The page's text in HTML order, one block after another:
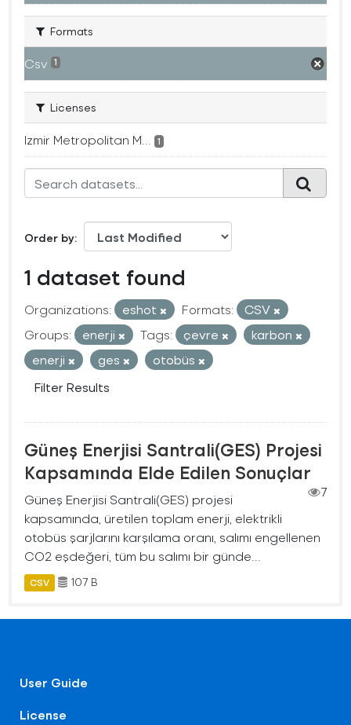
Formats
Csv 1
Licenses
Izmir Metropolitan M... 1
Order by
1 dataset found
Organizations: eshot Formats:
CSV
Groups:
enerji Tags: çevre
karbon
enerji
ges
otobüs
Filter Results
Güneş Enerjisi Santrali(GES) Projesi
Kapsamında Elde Edilen Sonuçlar
7
Güneş Enerjisi Santrali(GES) projesi
kapsamında, üretilen toplam enerji, elektrikli
otobüs şarjlarını karşılama oranı, salımı engellenen
CO2 eşdeğeri, tüm bu salımı bir günde...
CSV 107 B
User Guide
License